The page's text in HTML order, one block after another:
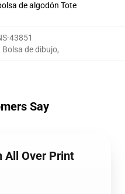
de algodón Tote
43851
Bolsa de dibujo,
Say
All Over Print